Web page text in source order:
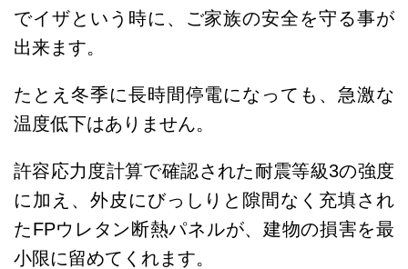
でイザという時に、ご家族の安全を守る事が
出来ます。
たとえ冬季に長時間停電になっても、急激な
温度低下はありません。
許容応力度計算で確認された耐震等級3の強度
に加え、外皮にびっしりと隙間なく充填され
たFPウレタン断熱パネルが、建物の損害を最
小限に留めてくれます。